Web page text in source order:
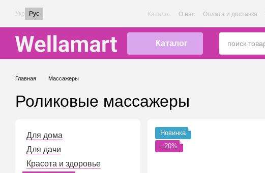
Перейти к основному контенту
Укр Рус Каталог О нас Оплата и доставка
Каталог
Главная Массажеры
Роликовые массажеры
Новинка
−20%
Для дома
Для дачи
Красота и здоровье